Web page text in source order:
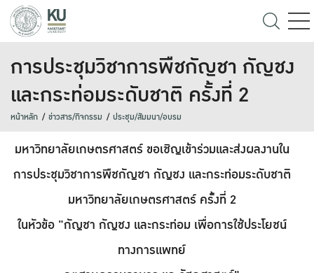
การประชุมวิชาการพืชกัญชา กัญชง
และกระท่อมระดับชาติ ครั้งที่ 2
หน้าหลัก ข่าวสาร/กิจกรรม ประชุม/สัมมนา/อบรม
มหาวิทยาลัยเกษตรศาสตร์ ขอเชิญเข้าร่วมและส่งผลงานใน
การประชุมวิชาการพืชกัญชา กัญชง และกระท่อมระดับชาติ
มหาวิทยาลัยเกษตรศาสตร์ ครั้งที่ 2
ในหัวข้อ "กัญชา กัญชง และกระท่อม เพื่อการใช้ประโยชน์
ทางการแพทย์